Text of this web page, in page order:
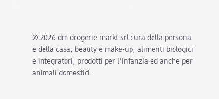
© 2026 dm drogerie markt srl cura della persona
e della casa; beauty e make-up, alimenti biologici
e integratori, prodotti per l'infanzia ed anche per
animali domestici.